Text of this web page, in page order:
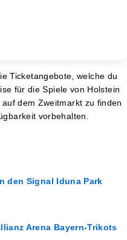
Ticketangebote, welche du
für die Spiele von Holstein
dem Zweitmarkt zu finden
vorbehalten.
den Signal Iduna Park
Arena Bayern-Trikots